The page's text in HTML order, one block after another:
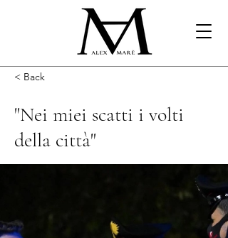
< Back
"Nei miei scatti i volti
della città"